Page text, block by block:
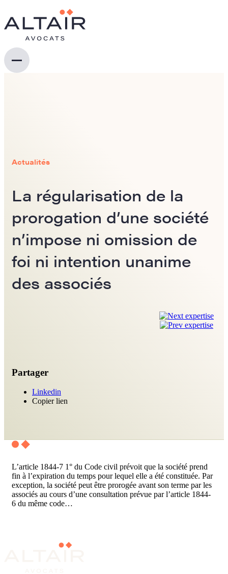
Actualités
La régularisation de la
prorogation d’une société
n’impose ni omission de
foi ni intention unanime
des associés
Partager
Linkedin
Copier lien
L’article 1844-7 1° du Code civil prévoit que la société prend
fin à l’expiration du temps pour lequel elle a été constituée. Par
exception, la société peut être prorogée avant son terme par les
associés au cours d’une consultation prévue par l’article 1844-
6 du même code…